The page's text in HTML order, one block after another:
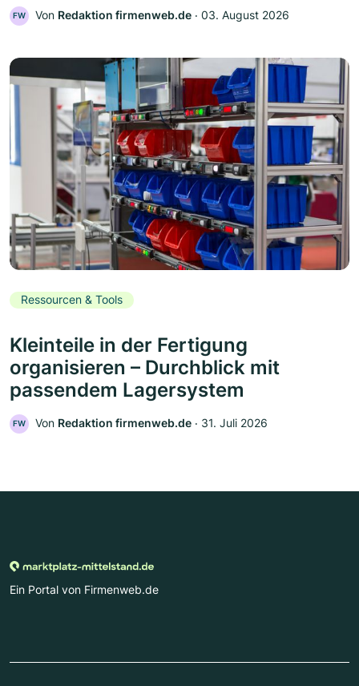
FW Von Redaktion firmenweb.de ‧ 03. August 2026
Ressourcen & Tools
Kleinteile in der Fertigung
organisieren – Durchblick mit
passendem Lagersystem
FW Von Redaktion firmenweb.de ‧ 31. Juli 2026
Ein Portal von Firmenweb.de